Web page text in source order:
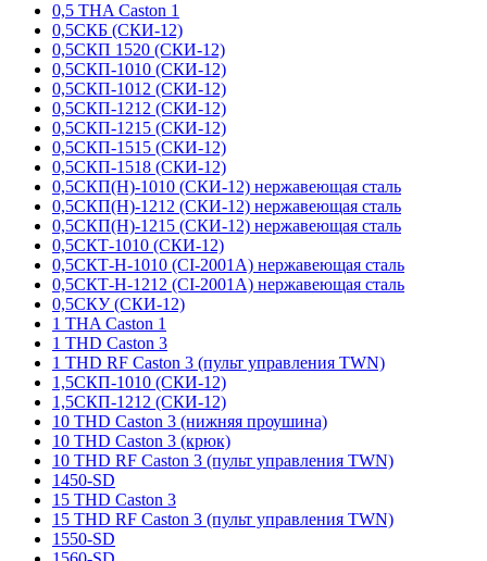
0,5 THA Caston 1
0,5СКБ (СКИ-12)
0,5СКП 1520 (СКИ-12)
0,5СКП-1010 (СКИ-12)
0,5СКП-1012 (СКИ-12)
0,5СКП-1212 (СКИ-12)
0,5СКП-1215 (СКИ-12)
0,5СКП-1515 (СКИ-12)
0,5СКП-1518 (СКИ-12)
0,5СКП(Н)-1010 (СКИ-12) нержавеющая сталь
0,5СКП(Н)-1212 (СКИ-12) нержавеющая сталь
0,5СКП(Н)-1215 (СКИ-12) нержавеющая сталь
0,5СКТ-1010 (СКИ-12)
0,5СКТ-Н-1010 (CI-2001A) нержавеющая сталь
0,5СКТ-Н-1212 (CI-2001A) нержавеющая сталь
0,5СКУ (СКИ-12)
1 THA Caston 1
1 THD Caston 3
1 THD RF Caston 3 (пульт управления TWN)
1,5СКП-1010 (СКИ-12)
1,5СКП-1212 (СКИ-12)
10 THD Caston 3 (нижняя проушина)
10 THD Caston 3 (крюк)
10 THD RF Caston 3 (пульт управления TWN)
1450-SD
15 THD Caston 3
15 THD RF Caston 3 (пульт управления TWN)
1550-SD